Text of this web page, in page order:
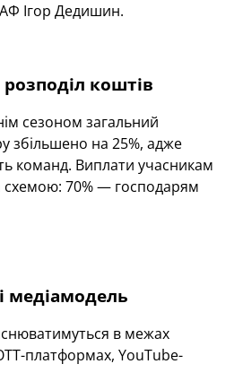
Ігор Дедишин.
коштів
сезоном загальний
збільшено на 25%, адже
команд. Виплати учасникам
схемою: 70% — господарям
медіамодель
в межах
платформах, YouTube-